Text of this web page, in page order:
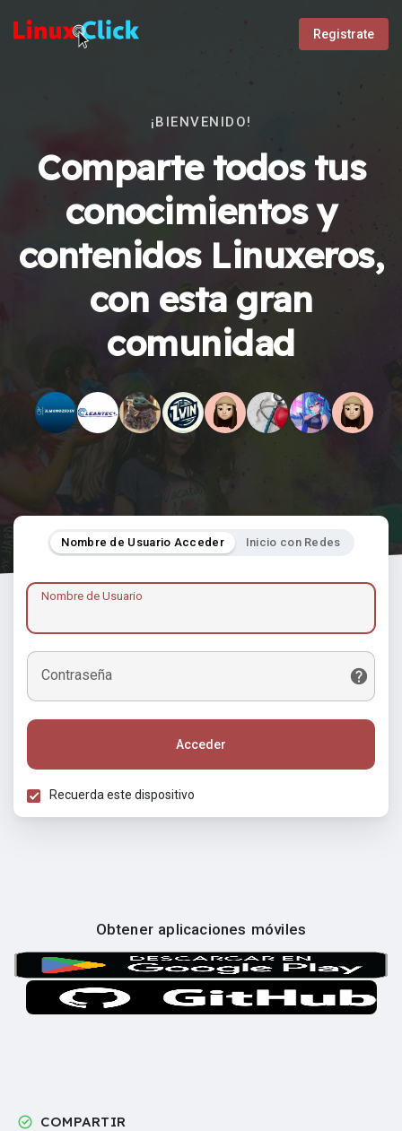
Registrate
¡BIENVENIDO!
Comparte todos tus
conocimientos y
contenidos Linuxeros,
con esta gran
comunidad
Nombre de Usuario Acceder Inicio con Redes
Nombre de Usuario
Contraseña
Acceder
Recuerda este dispositivo
Obtener aplicaciones móviles
COMPARTIR